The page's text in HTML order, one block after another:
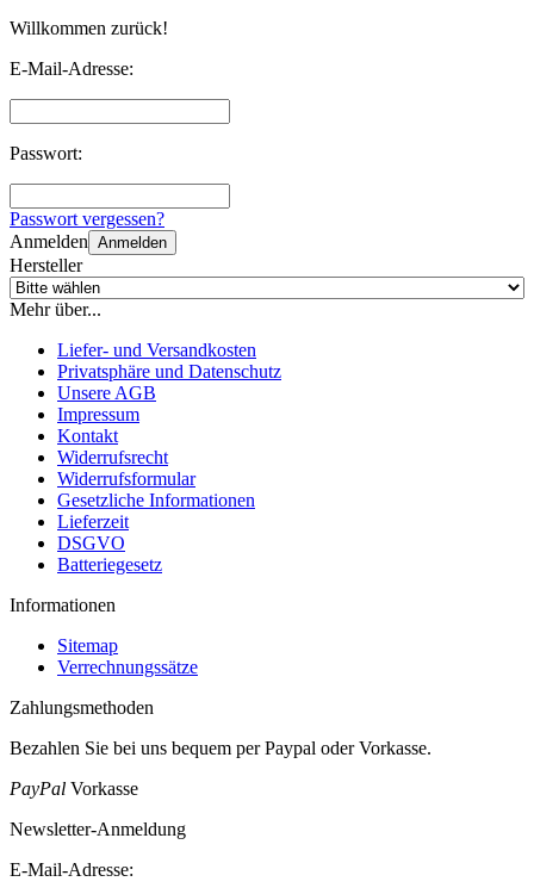
Willkommen zurück!
E-Mail-Adresse:
Passwort:
Passwort vergessen?
Anmelden Anmelden
Hersteller
Mehr über...
Liefer- und Versandkosten
Privatsphäre und Datenschutz
Unsere AGB
Impressum
Kontakt
Widerrufsrecht
Widerrufsformular
Gesetzliche Informationen
Lieferzeit
DSGVO
Batteriegesetz
Informationen
Sitemap
Verrechnungssätze
Zahlungsmethoden
Bezahlen Sie bei uns bequem per Paypal oder Vorkasse.
PayPal Vorkasse
Newsletter-Anmeldung
E-Mail-Adresse: